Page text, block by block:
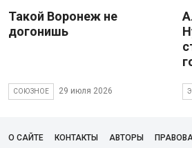
Такой Воронеж не
догонишь
СОЮЗНОЕ 29 июля 2026
О САЙТЕ КОНТАКТЫ АВТОРЫ